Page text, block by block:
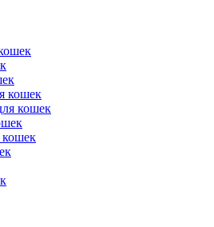
кошек
кошек